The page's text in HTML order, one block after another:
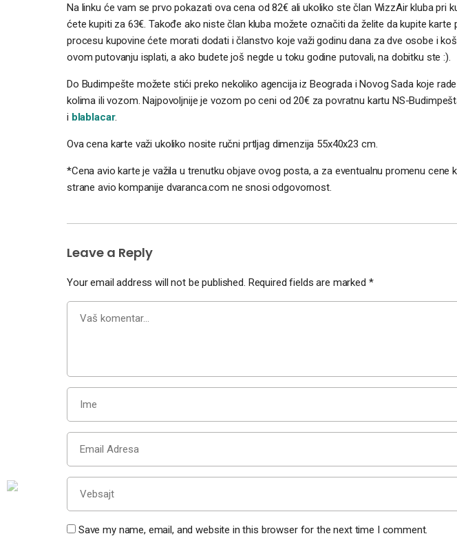
Na linku će vam se prvo pokazati ova cena od 82€ ali ukoliko ste član WizzAir kluba pri
ćete kupiti za 63€. Takođe ako niste član kluba možete označiti da želite da kupite karte
procesu kupovine ćete morati dodati i članstvo koje važi godinu dana za dve osobe i
ovom putovanju isplati, a ako budete još negde u toku godine putovali, na dobitku ste :).
Do Budimpešte možete stići preko nekoliko agencija iz Beograda i Novog Sada koje
kolima ili vozom. Najpovoljnije je vozom po ceni od 20€ za povratnu kartu NS-
i blablacar.
Ova cena karte važi ukoliko nosite ručni prtljag dimenzija 55x40x23 cm.
*Cena avio karte je važila u trenutku objave ovog posta, a za eventualnu promenu cene
strane avio kompanije dvaranca.com ne snosi odgovornost.
Leave a Reply
Your email address will not be published. Required fields are marked *
Save my name, email, and website in this browser for the next time I comment.